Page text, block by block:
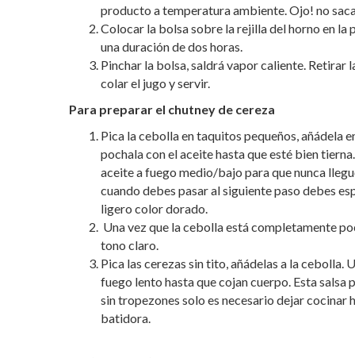
producto a temperatura ambiente. Ojo! no
Colocar la bolsa sobre la rejilla del horno en la
una duración de dos horas.
Pinchar la bolsa, saldrá vapor caliente. Retirar
colar el jugo y servir.
Para preparar el chutney de cereza
Pica la cebolla en taquitos pequeños, añádela
pochala con el aceite hasta que esté bien
aceite a fuego medio/bajo para que nunca
cuando debes pasar al siguiente paso debes
ligero color dorado.
Una vez que la cebolla está completamente
tono claro.
Pica las cerezas sin tito, añádelas a la cebolla.
fuego lento hasta que cojan cuerpo. Esta salsa
sin tropezones solo es necesario dejar cocinar
batidora.